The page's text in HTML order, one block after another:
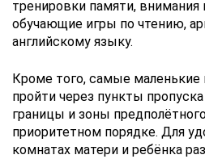
тренировки памяти, внимания
обучающие игры по чтению,
английскому языку.
Кроме того, самые
пройти через пункты
границы и зоны
приоритетном порядке. Для
комнатах матери и ребёнка